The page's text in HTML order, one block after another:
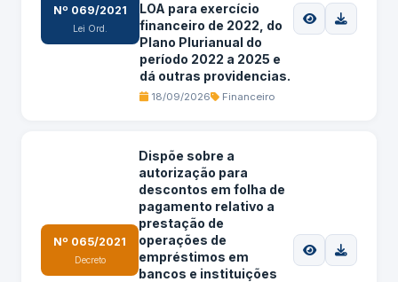
Nº 069/2021
Lei Ord.
LOA para exercício
financeiro de 2022, do
Plano Plurianual do
período 2022 a 2025 e
dá outras providencias.
18/09/2026 Financeiro
Nº 065/2021
Decreto
Dispõe sobre a
autorização para
descontos em folha de
pagamento relativo a
prestação de
operações de
empréstimos em
bancos e instituições